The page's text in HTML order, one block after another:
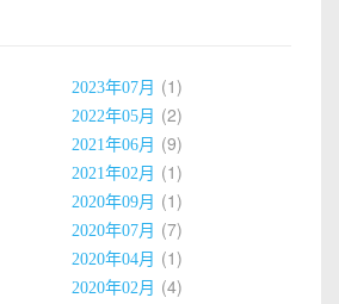
2023年07月 1
2022年05月 2
2021年06月 9
2021年02月 1
2020年09月 1
2020年07月 7
2020年04月 1
2020年02月 4